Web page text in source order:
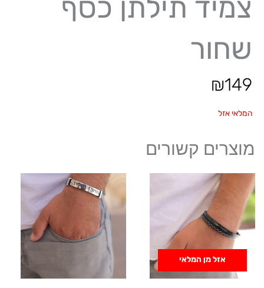
צמיד תילתן כסף
שחור
₪149
המלאי אזל
מוצרים קשורים
אזל מן המלאי